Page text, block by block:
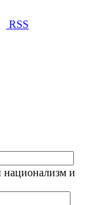
RSS
национализм и